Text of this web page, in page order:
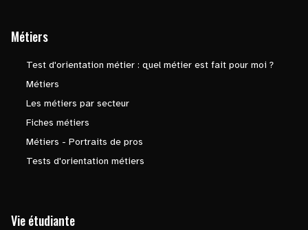
Métiers
Test d'orientation métier : quel métier est fait pour moi ?
Métiers
Les métiers par secteur
Fiches métiers
Métiers - Portraits de pros
Tests d'orientation métiers
Vie étudiante